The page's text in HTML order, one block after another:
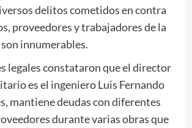
delitos cometidos en contra
proveedores y trabajadores de la
innumerables.
legales constataron que el director
es el ingeniero Luis Fernando
mantiene deudas con diferentes
durante varias obras que